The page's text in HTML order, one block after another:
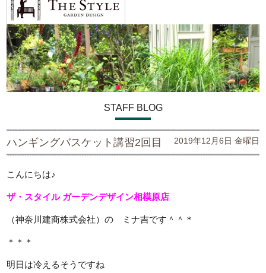
STAFF BLOG
ハンギングバスケット講習2回目 2019年12月6日 金曜日
こんにちは♪
ザ・スタイル ガーデンデザイン相模原店
（神奈川建商株式会社）の ミナ吉です＾＾＊
＊＊＊
明日は冷えるそうですね